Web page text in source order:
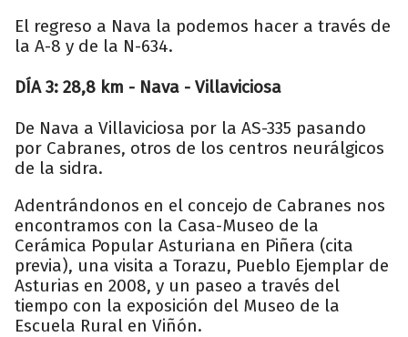
El regreso a Nava la podemos hacer a través de
la A-8 y de la N-634.
DÍA 3: 28,8 km - Nava - Villaviciosa
De Nava a Villaviciosa por la AS-335 pasando
por Cabranes, otros de los centros neurálgicos
de la sidra.
Adentrándonos en el concejo de Cabranes nos
encontramos con la Casa-Museo de la
Cerámica Popular Asturiana en Piñera (cita
previa), una visita a Torazu, Pueblo Ejemplar de
Asturias en 2008, y un paseo a través del
tiempo con la exposición del Museo de la
Escuela Rural en Viñón.